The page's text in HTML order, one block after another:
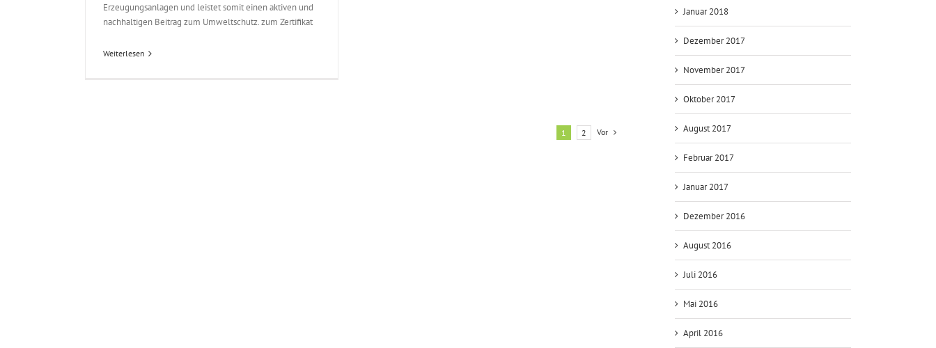
Erzeugungsanlagen und leistet somit einen aktiven und
nachhaltigen Beitrag zum Umweltschutz. zum Zertifikat
Weiterlesen
1 2 Vor
Januar 2018
Dezember 2017
November 2017
Oktober 2017
August 2017
Februar 2017
Januar 2017
Dezember 2016
August 2016
Juli 2016
Mai 2016
April 2016